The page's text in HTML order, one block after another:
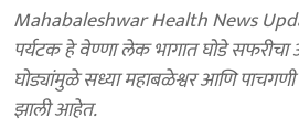
Mahabaleshwar Health News
पर्यटक हे वेण्णा लेक भागात घोडे सफरीचा
घोड्यांमुळे सध्या महाबळेश्वर आणि
झाली आहेत.